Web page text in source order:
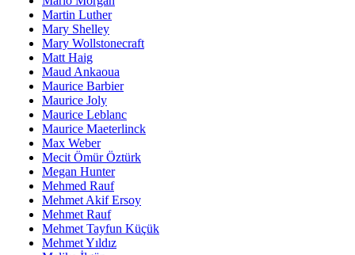
Martin Luther
Mary Shelley
Mary Wollstonecraft
Matt Haig
Maud Ankaoua
Maurice Barbier
Maurice Joly
Maurice Leblanc
Maurice Maeterlinck
Max Weber
Mecit Ömür Öztürk
Megan Hunter
Mehmed Rauf
Mehmet Akif Ersoy
Mehmet Rauf
Mehmet Tayfun Küçük
Mehmet Yıldız